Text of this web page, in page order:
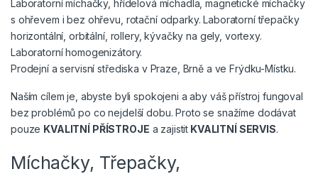
Laboratorní míchačky, hřídelová míchadla, magnetické míchačky
s ohřevem i bez ohřevu, rotační odparky. Laboratorní třepačky
horizontální, orbitální, rollery, kývačky na gely, vortexy.
Laboratorní homogenizátory.
Prodejní a servisní střediska v Praze, Brně a ve Frýdku-Místku.
Naším cílem je, abyste byli spokojeni a aby váš přístroj fungoval
bez problémů po co nejdelší dobu. Proto se snažíme dodávat
pouze KVALITNÍ PŘÍSTROJE a zajistit KVALITNÍ SERVIS.
Míchačky, Třepačky,